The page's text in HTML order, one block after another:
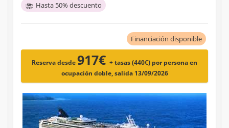
Hasta 50% descuento
Financiación disponible
Reserva desde917€ + tasas (440€) por persona en
ocupación doble, salida 13/09/2026